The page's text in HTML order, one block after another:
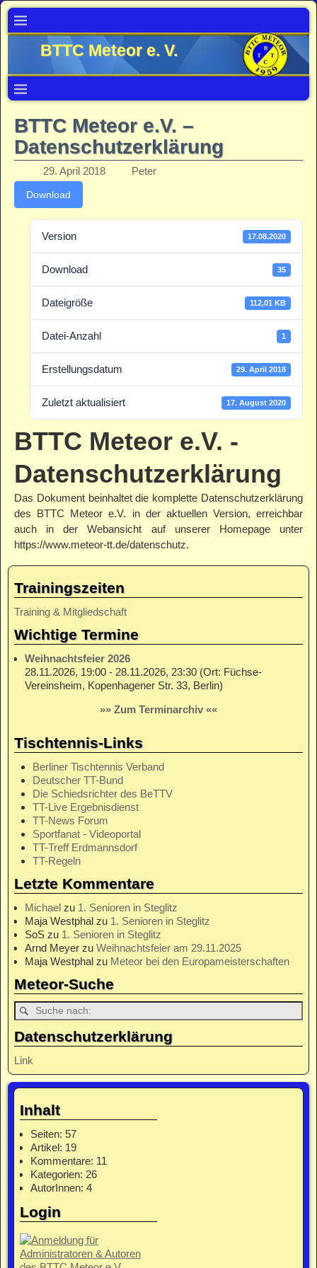
BTTC Meteor e. V.
BTTC Meteor e.V. –
Datenschutzerklärung
29. April 2018 Peter
Download
Version 17.08.2020
Download 35
Dateigröße 112,01 KB
Datei-Anzahl 1
Erstellungsdatum 29. April 2018
Zuletzt aktualisiert 17. August 2020
BTTC Meteor e.V. -
Datenschutzerklärung
Das Dokument beinhaltet die komplette Datenschutzerklärung
des BTTC Meteor e.V. in der aktuellen Version, erreichbar
auch in der Webansicht auf unserer Homepage unter
https://www.meteor-tt.de/datenschutz.
Trainingszeiten
Training & Mitgliedschaft
Wichtige Termine
Weihnachtsfeier 2026
28.11.2026, 19:00 - 28.11.2026, 23:30 (Ort: Füchse-
Vereinsheim, Kopenhagener Str. 33, Berlin)
»» Zum Terminarchiv ««
Tischtennis-Links
Berliner Tischtennis Verband
Deutscher TT-Bund
Die Schiedsrichter des BeTTV
TT-Live Ergebnisdienst
TT-News Forum
Sportfanat - Videoportal
TT-Treff Erdmannsdorf
TT-Regeln
Letzte Kommentare
Michael zu 1. Senioren in Steglitz
Maja Westphal zu 1. Senioren in Steglitz
SoS zu 1. Senioren in Steglitz
Arnd Meyer zu Weihnachtsfeier am 29.11.2025
Maja Westphal zu Meteor bei den Europameisterschaften
Meteor-Suche
Datenschutzerklärung
Link
Inhalt
Seiten: 57
Artikel: 19
Kommentare: 11
Kategorien: 26
AutorInnen: 4
Login